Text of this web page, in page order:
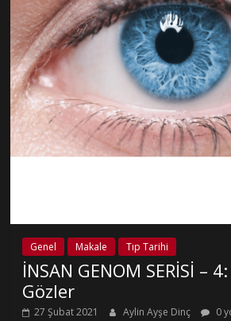
Genel Makale Tıp Tarihi
İNSAN GENOM SERİSİ –
Gözler
27 Şubat 2021 Aylin Ayşe Dinç 0